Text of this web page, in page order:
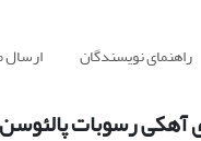
راهنمای نویسندگان ارسال
آهکی رسوبات